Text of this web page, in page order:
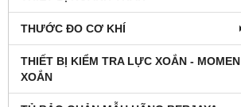
THƯỚC ĐO CƠ KHÍ
THIẾT BỊ KIỂM TRA LỰC XOẮN - MOMEN
XOẮN